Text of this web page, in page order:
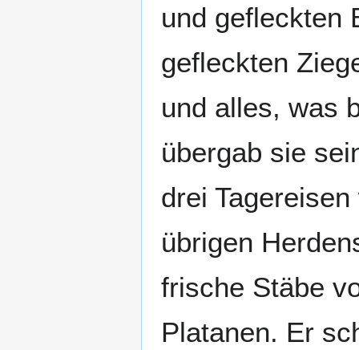
und gefleckten
gefleckten
und alles, was
übergab sie
drei
übrigen
frische Stäbe
Platanen. Er